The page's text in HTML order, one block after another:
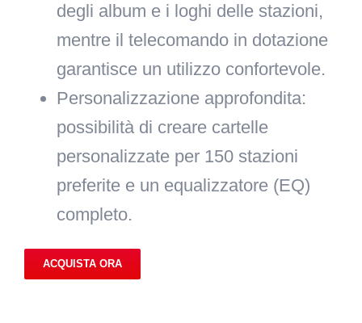
degli album e i loghi delle stazioni,
mentre il telecomando in dotazione
garantisce un utilizzo confortevole.
Personalizzazione approfondita:
possibilità di creare cartelle
personalizzate per 150 stazioni
preferite e un equalizzatore (EQ)
completo.
ACQUISTA ORA